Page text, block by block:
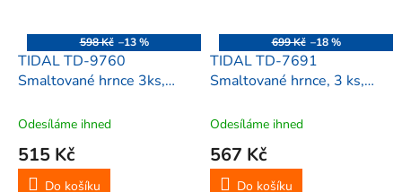
598 Kč –13 %
TIDAL TD-9760
Smaltované hrnce 3ks,
květiny1
Odesíláme ihned
515 Kč
Do košíku
699 Kč –18 %
TIDAL TD-7691
Smaltované hrnce, 3 ks,
Odesíláme ihned
567 Kč
Do košíku